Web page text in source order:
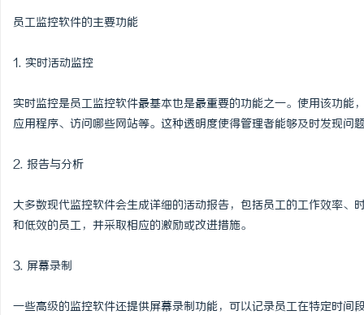
员工监控软件的主要功能
1. 实时活动监控
实时监控是员工监控软件最基本也是最重要的功能之一。使用该功
应用程序、访问哪些网站等。这种透明度使得管理者能够及时发现问
2. 报告与分析
大多数现代监控软件会生成详细的活动报告，包括员工的工作效率
和低效的员工，并采取相应的激励或改进措施。
3. 屏幕录制
一些高级的监控软件还提供屏幕录制功能，可以记录员工在特定时
临沂成人高考哪家机构